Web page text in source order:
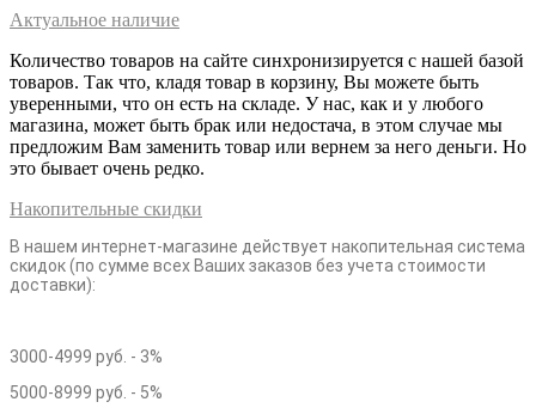
Актуальное наличие
Количество товаров на сайте синхронизируется с нашей базой
товаров. Так что, кладя товар в корзину, Вы можете быть
уверенными, что он есть на складе. У нас, как и у любого
магазина, может быть брак или недостача, в этом случае мы
предложим Вам заменить товар или вернем за него деньги. Но
это бывает очень редко.
Накопительные скидки
В нашем интернет-магазине действует накопительная система
скидок (по сумме всех Ваших заказов без учета стоимости
доставки):
3000-4999 руб. - 3%
5000-8999 руб. - 5%